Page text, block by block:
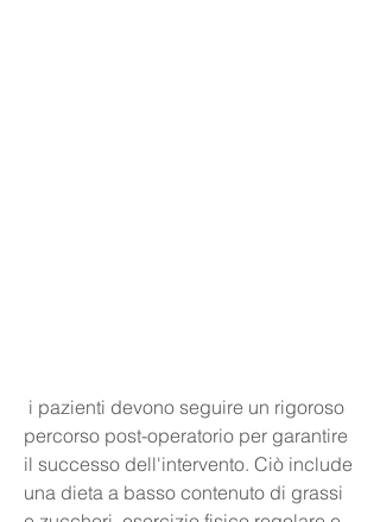
percorso post-operatorio per garantire
il successo dell'intervento. Ciò include
una dieta a basso contenuto di grassi